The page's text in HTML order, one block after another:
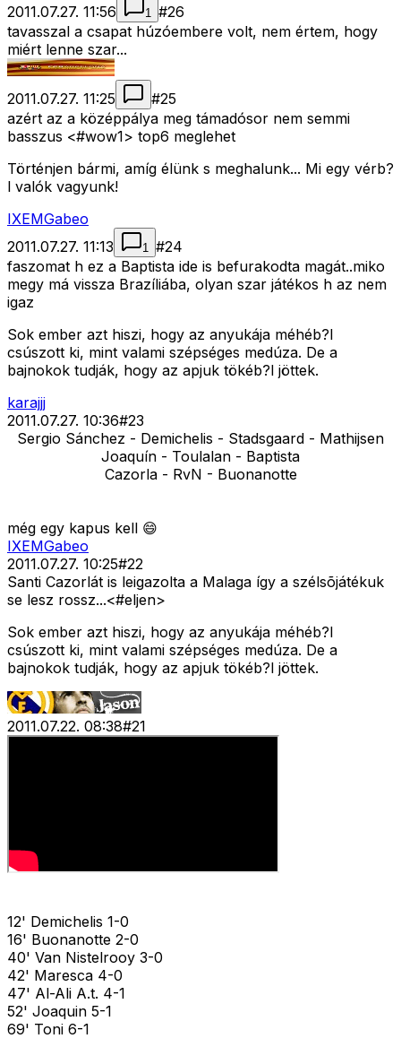
2011.07.27. 11:56 1 #26
tavasszal a csapat húzóembere volt, nem értem, hogy
miért lenne szar...
2011.07.27. 11:25 #25
azért az a középpálya meg támadósor nem semmi
basszus <#wow1> top6 meglehet
Történjen bármi, amíg élünk s meghalunk... Mi egy vérb?
l valók vagyunk!
IXEMGabeo
2011.07.27. 11:13
1 #24
faszomat h ez a Baptista ide is befurakodta magát..miko
megy má vissza Brazíliába, olyan szar játékos h az nem
igaz
Sok ember azt hiszi, hogy az anyukája méhéb?l
csúszott ki, mint valami szépséges medúza. De a
bajnokok tudják, hogy az apjuk tökéb?l jöttek.
karajjj
2011.07.27. 10:36#23
Sergio Sánchez - Demichelis - Stadsgaard - Mathijsen
Joaquín - Toulalan - Baptista
Cazorla - RvN - Buonanotte
még egy kapus kell 😄
IXEMGabeo
2011.07.27. 10:25#22
Santi Cazorlát is leigazolta a Malaga így a szélsõjátékuk
se lesz rossz...<#eljen>
Sok ember azt hiszi, hogy az anyukája méhéb?l
csúszott ki, mint valami szépséges medúza. De a
bajnokok tudják, hogy az apjuk tökéb?l jöttek.
2011.07.22. 08:38#21
12' Demichelis 1-0
16' Buonanotte 2-0
40' Van Nistelrooy 3-0
42' Maresca 4-0
47' Al-Ali A.t. 4-1
52' Joaquin 5-1
69' Toni 6-1